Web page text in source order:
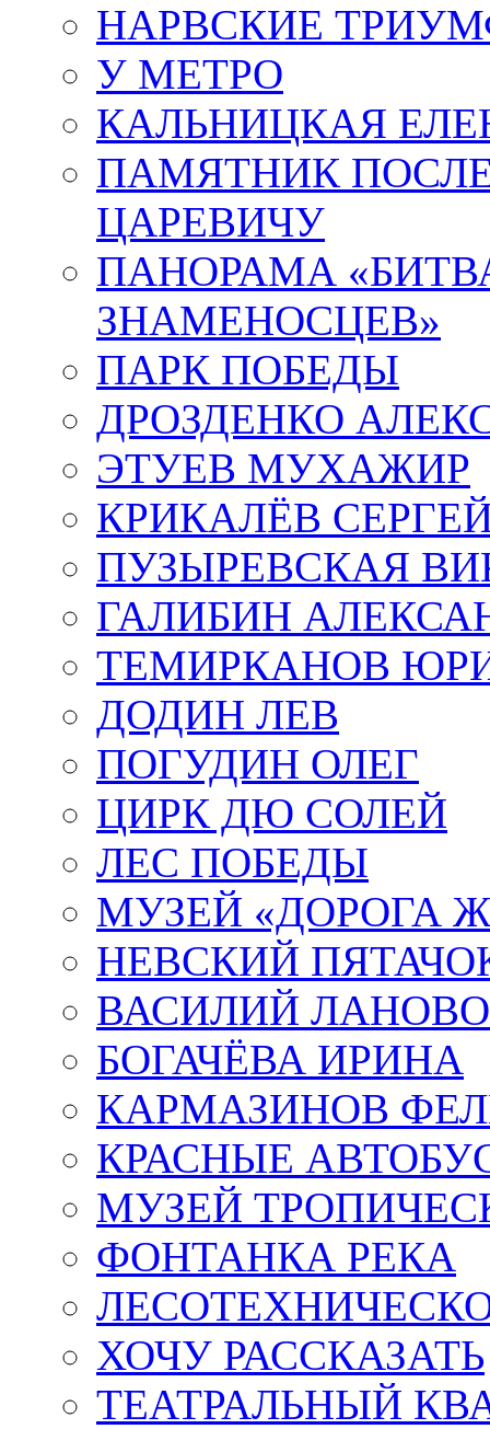
НАРВСКИЕ
У МЕТРО
КАЛЬНИЦКАЯ
ПАМЯТНИК
ЦАРЕВИЧУ
ПАНОРАМА
ЗНАМЕНОСЦЕВ»
ПАРК ПОБЕДЫ
ДРОЗДЕНКО
ЭТУЕВ МУХАЖИР
КРИКАЛЁВ
ПУЗЫРЕВСКАЯ
ГАЛИБИН
ТЕМИРКАНОВ
ДОДИН ЛЕВ
ПОГУДИН ОЛЕГ
ЦИРК ДЮ СОЛЕЙ
ЛЕС ПОБЕДЫ
МУЗЕЙ «ДОРОГА
НЕВСКИЙ
ВАСИЛИЙ
БОГАЧЁВА ИРИНА
КАРМАЗИНОВ
КРАСНЫЕ
МУЗЕЙ
ФОНТАНКА РЕКА
ХОЧУ РАССКАЗАТЬ
ТЕАТРАЛЬНЫЙ